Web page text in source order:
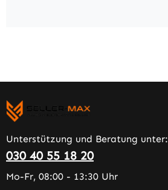
Unterstützung und Beratung unter:
030 40 55 18 20
Mo-Fr, 08:00 - 13:30 Uhr